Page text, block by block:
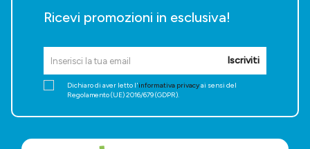
Ricevi promozioni in esclusiva!
Iscriviti
Dichiaro di aver letto l'informativa privacyai sensi del
Regolamento (UE) 2016/679 (GDPR).